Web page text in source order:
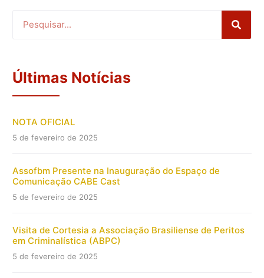
Últimas Notícias
NOTA OFICIAL
5 de fevereiro de 2025
Assofbm Presente na Inauguração do Espaço de
Comunicação CABE Cast
5 de fevereiro de 2025
Visita de Cortesia a Associação Brasiliense de Peritos
em Criminalística (ABPC)
5 de fevereiro de 2025